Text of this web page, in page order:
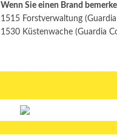
Wenn Sie einen Brand
1515 Forstverwaltung (Guardia
1530 Küstenwache (Guardia